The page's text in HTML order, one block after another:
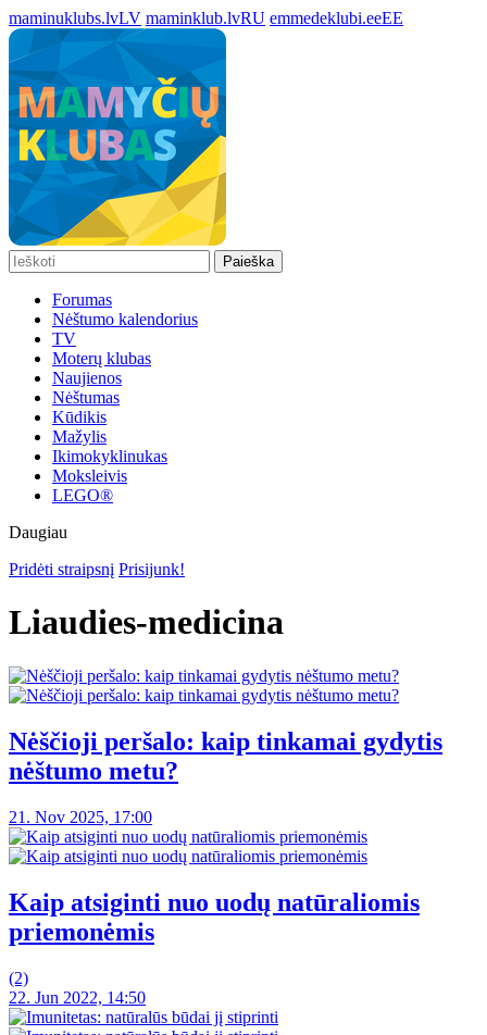
maminuklubs.lvLV maminklub.lvRU emmedeklubi.eeEE
Paieška
Forumas
Nėštumo kalendorius
TV
Moterų klubas
Naujienos
Nėštumas
Kūdikis
Mažylis
Ikimokyklinukas
Moksleivis
LEGO®
Daugiau
Pridėti straipsnį Prisijunk!
Liaudies-medicina
Nėščioji peršalo: kaip tinkamai gydytis
nėštumo metu?
21. Nov 2025, 17:00
Kaip atsiginti nuo uodų natūraliomis
priemonėmis
(2)
22. Jun 2022, 14:50